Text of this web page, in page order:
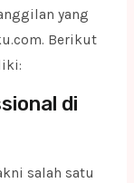
yang
Berikut
di
salah satu